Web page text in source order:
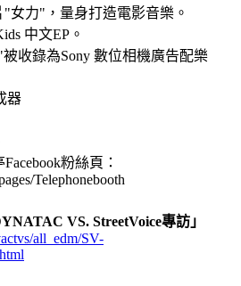
女力"，量身打造電影音樂。
中文EP。
收錄為Sony 數位相機廣告配樂
器
粉絲頁：
Telephonebooth
VS. StreetVoice專訪」
all_edm/SV-